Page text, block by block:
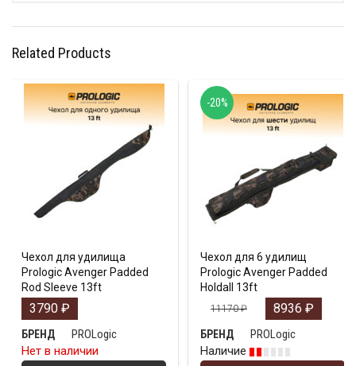
Related Products
Чехол для удилища
Prologic Avenger Padded
Rod Sleeve 13ft
3790 ₽
БРЕНД
PROLogic
Нет в наличии
Чехол для 6 удилищ
Prologic Avenger Padded
Holdall 13ft
11170₽ 8936 ₽
БРЕНД
PROLogic
Наличие
-20%